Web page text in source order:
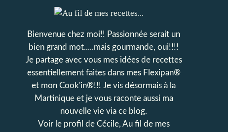
Bienvenue chez moi!! Passionnée serait un
bien grand mot.....mais gourmande, oui!!!!
Je partage avec vous mes idées de recettes
essentiellement faites dans mes Flexipan®
et mon Cook'in®!!! Je vis désormais à la
Martinique et je vous raconte aussi ma
nouvelle vie via ce blog.
Voir le profil de Cécile, Au fil de mes